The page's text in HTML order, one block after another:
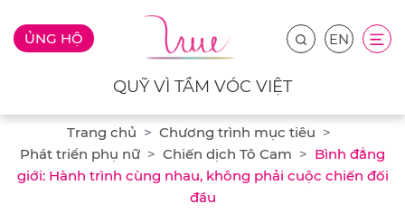
ỦNG HỘ EN
QUỸ VÌ TẦM VÓC VIỆT
Trang chủ
Chương trình mục tiêu
Phát triển phụ nữ
Chiến dịch Tô Cam
Bình đẳng
giới: Hành trình cùng nhau, không phải cuộc chiến đối
đầu